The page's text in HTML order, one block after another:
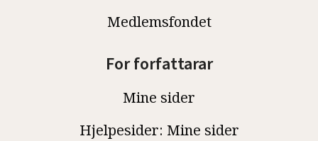
Medlemsfondet
For forfattarar
Mine sider
Hjelpesider: Mine sider